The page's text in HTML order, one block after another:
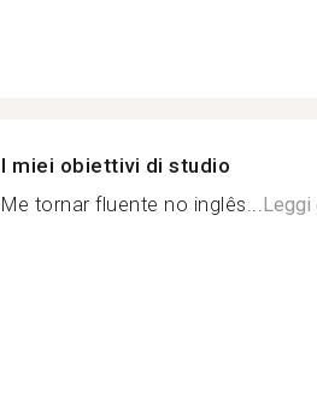
I miei obiettivi di studio
Me tornar fluente no inglês...Leggi